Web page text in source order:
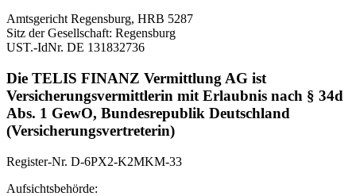
Amtsgericht Regensburg, HRB 5287
Sitz der Gesellschaft: Regensburg
UST.-IdNr. DE 131832736
Die TELIS FINANZ Vermittlung AG ist
Versicherungsvermittlerin mit Erlaubnis nach § 34d
Abs. 1 GewO, Bundesrepublik Deutschland
(Versicherungsvertreterin)
Register-Nr. D-6PX2-K2MKM-33
Aufsichtsbehörde: